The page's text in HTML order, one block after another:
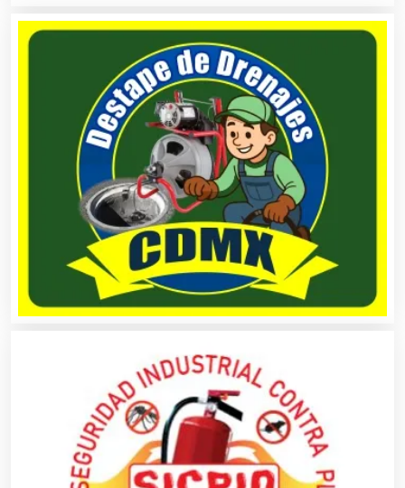
Arquitectos
Artes Gráficas
Artesanías
Artículos de Oficina
Artículos de Piel
Artículos Deportivos
Artículos Importados